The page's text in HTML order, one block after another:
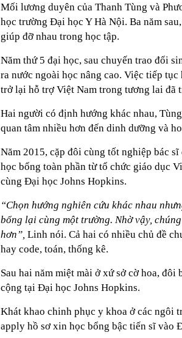
Mối lương duyên của Thanh Tùng và
học trường Đại học Y Hà Nội. Ba năm
giúp đỡ nhau trong học tập.
Năm thứ 5 đại học, sau chuyến trao đổi
ra nước ngoài học nâng cao. Việc tiếp
trở lại hỗ trợ Việt Nam trong tương lai đã
Hai người có định hướng khác nhau,
quan tâm nhiều hơn đến dinh dưỡng và
Năm 2015, cặp đôi cùng tốt nghiệp bác
học bổng toàn phần từ tổ chức giáo dục
cùng Đại học Johns Hopkins.
“Chọn hướng nghiên cứu khác nhau
bổng lại cùng một trường. Nhờ vậy,
hơn”, Linh nói. Cả hai có nhiều chủ đề
hay code, toán, thống kê.
Sau hai năm miệt mài ở xứ sở cờ hoa,
cộng tại Đại học Johns Hopkins.
Khát khao chinh phục y khoa ở các ngôi
apply hồ sơ xin học bổng bậc tiến sĩ vào